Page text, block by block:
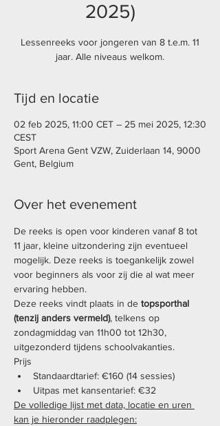
2025)
Lessenreeks voor jongeren van 8 t.e.m. 11
jaar. Alle niveaus welkom.
Tijd en locatie
02 feb 2025, 11:00 CET – 25 mei 2025, 12:30
CEST
Sport Arena Gent VZW, Zuiderlaan 14, 9000
Gent, Belgium
Over het evenement
De reeks is open voor kinderen vanaf 8 tot
11 jaar, kleine uitzondering zijn eventueel
mogelijk. Deze reeks is toegankelijk zowel
voor beginners als voor zij die al wat meer
ervaring hebben.
Deze reeks vindt plaats in de topsporthal
(tenzij anders vermeld), telkens op
zondagmiddag van 11h00 tot 12h30,
uitgezonderd tijdens schoolvakanties.
Prijs
Standaardtarief: €160 (14 sessies)
Uitpas met kansentarief: €32
De volledige lijst met data, locatie en uren
kan je hieronder raadplegen: